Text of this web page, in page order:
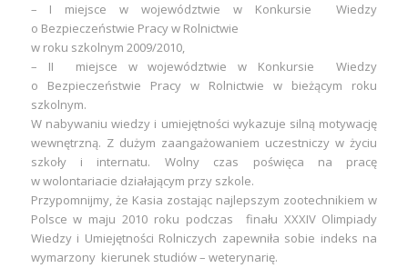
– I miejsce w województwie w
Konkursie Wiedzy
o Bezpieczeństwie Pracy w Rolnictwie
w roku szkolnym 2009/2010,
– II miejsce w województwie w
Konkursie Wiedzy
o Bezpieczeństwie Pracy w Rolnictwie w bieżącym roku
szkolnym.
W nabywaniu wiedzy i umiejętności wykazuje silną motywację
wewnętrzną. Z dużym zaangażowaniem uczestniczy w życiu
szkoły i internatu. Wolny czas poświęca na pracę
w wolontariacie działającym przy szkole.
Przypomnijmy, że Kasia zostając najlepszym zootechnikiem w
Polsce w maju 2010 roku podczas finału XXXIV Olimpiady
Wiedzy i Umiejętności Rolniczych zapewniła sobie indeks na
wymarzony kierunek studiów – weterynarię.